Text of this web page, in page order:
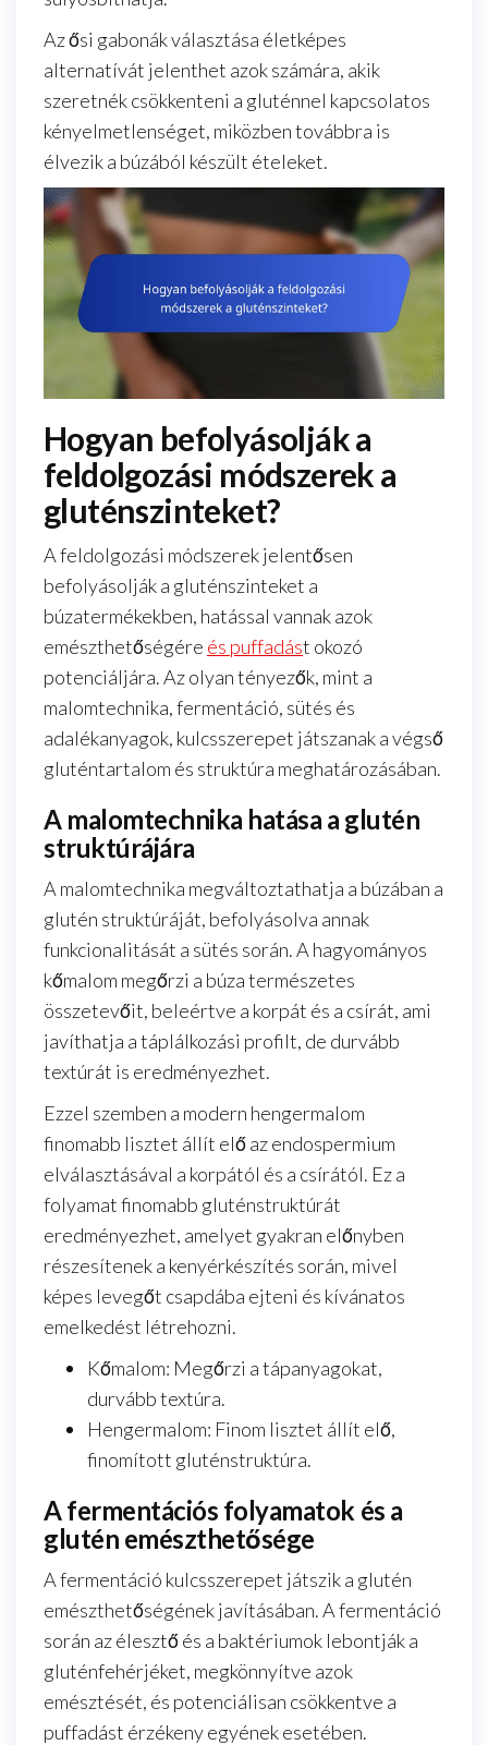
Az ősi gabonák választása életképes
alternatívát jelenthet azok számára, akik
szeretnék csökkenteni a gluténnel kapcsolatos
kényelmetlenséget, miközben továbbra is
élvezik a búzából készült ételeket.
Hogyan befolyásolják a
feldolgozási módszerek a
gluténszinteket?
A feldolgozási módszerek jelentősen
befolyásolják a gluténszinteket a
búzatermékekben, hatással vannak azok
emészthetőségére és puffadást okozó
potenciáljára. Az olyan tényezők, mint a
malomtechnika, fermentáció, sütés és
adalékanyagok, kulcsszerepet játszanak a végső
gluténtartalom és struktúra meghatározásában.
A malomtechnika hatása a glutén
struktúrájára
A malomtechnika megváltoztathatja a búzában a
glutén struktúráját, befolyásolva annak
funkcionalitását a sütés során. A hagyományos
kőmalom megőrzi a búza természetes
összetevőit, beleértve a korpát és a csírát, ami
javíthatja a táplálkozási profilt, de durvább
textúrát is eredményezhet.
Ezzel szemben a modern hengermalom
finomabb lisztet állít elő az endospermium
elválasztásával a korpától és a csírától. Ez a
folyamat finomabb gluténstruktúrát
eredményezhet, amelyet gyakran előnyben
részesítenek a kenyérkészítés során, mivel
képes levegőt csapdába ejteni és kívánatos
emelkedést létrehozni.
Kőmalom: Megőrzi a tápanyagokat,
durvább textúra.
Hengermalom: Finom lisztet állít elő,
finomított gluténstruktúra.
A fermentációs folyamatok és a
glutén emészthetősége
A fermentáció kulcsszerepet játszik a glutén
emészthetőségének javításában. A fermentáció
során az élesztő és a baktériumok lebontják a
gluténfehérjéket, megkönnyítve azok
emésztését, és potenciálisan csökkentve a
puffadást érzékeny egyének esetében.